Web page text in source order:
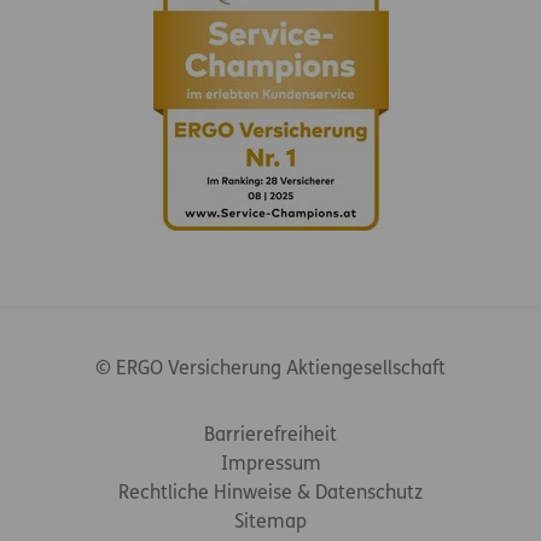
© ERGO Versicherung Aktiengesellschaft
Barrierefreiheit
Impressum
Rechtliche Hinweise & Datenschutz
Sitemap